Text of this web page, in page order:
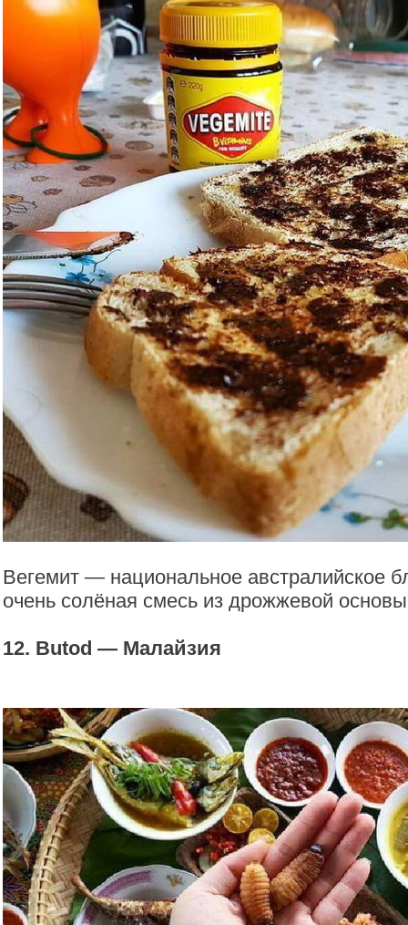
Вегемит — национальное австралийское
очень солёная смесь из дрожжевой
12. Butod — Малайзия